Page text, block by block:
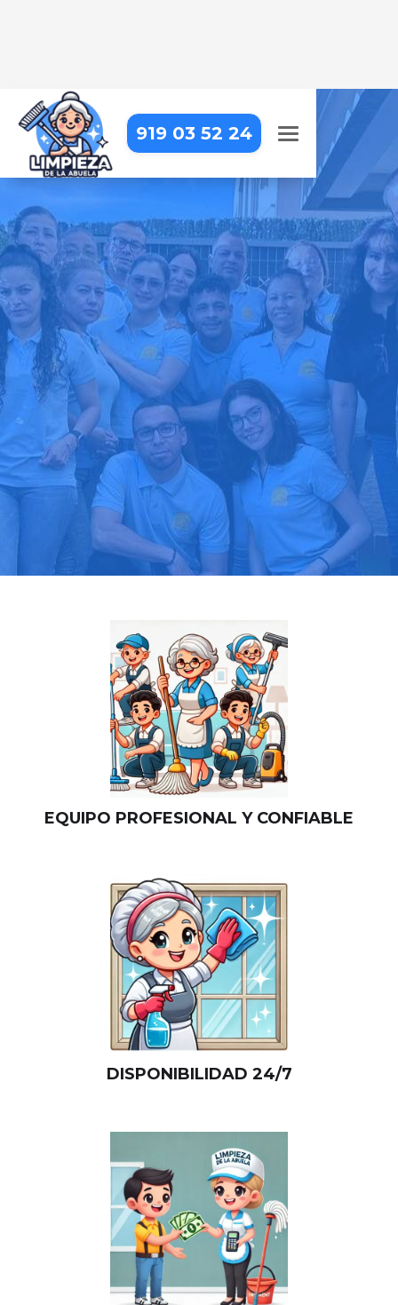
919 03 52 24
LIMPIEZA DE OBRA EN
MADRID – MONCLOA-ARAVACA
– VALDEZARZA
Dejamos tu obra impecable, con
una limpieza detallada que resalta
cada acabado
Pide tu presupuesto gratis
Llama hoy: 919 03 52 24
Más de 1000 clientes confían en nosotros
⭐⭐⭐⭐⭐
EQUIPO PROFESIONAL Y CONFIABLE
DISPONIBILIDAD 24/7